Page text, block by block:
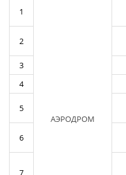
1
АЭРОДРОМ
2
3
4
5
6
7